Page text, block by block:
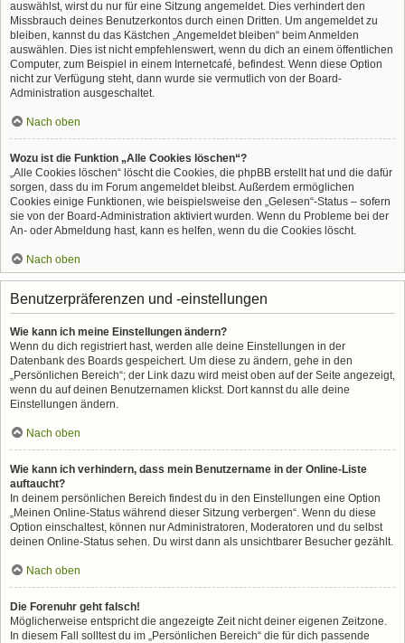
auswählst, wirst du nur für eine Sitzung angemeldet. Dies verhindert den
Missbrauch deines Benutzerkontos durch einen Dritten. Um angemeldet zu
bleiben, kannst du das Kästchen „Angemeldet bleiben“ beim Anmelden
auswählen. Dies ist nicht empfehlenswert, wenn du dich an einem öffentlichen
Computer, zum Beispiel in einem Internetcafé, befindest. Wenn diese Option
nicht zur Verfügung steht, dann wurde sie vermutlich von der Board-
Administration ausgeschaltet.
Nach oben
Wozu ist die Funktion „Alle Cookies löschen“?
„Alle Cookies löschen“ löscht die Cookies, die phpBB erstellt hat und die dafür
sorgen, dass du im Forum angemeldet bleibst. Außerdem ermöglichen
Cookies einige Funktionen, wie beispielsweise den „Gelesen“-Status – sofern
sie von der Board-Administration aktiviert wurden. Wenn du Probleme bei der
An- oder Abmeldung hast, kann es helfen, wenn du die Cookies löscht.
Nach oben
Benutzerpräferenzen und -einstellungen
Wie kann ich meine Einstellungen ändern?
Wenn du dich registriert hast, werden alle deine Einstellungen in der
Datenbank des Boards gespeichert. Um diese zu ändern, gehe in den
„Persönlichen Bereich“; der Link dazu wird meist oben auf der Seite angezeigt,
wenn du auf deinen Benutzernamen klickst. Dort kannst du alle deine
Einstellungen ändern.
Nach oben
Wie kann ich verhindern, dass mein Benutzername in der Online-Liste
auftaucht?
In deinem persönlichen Bereich findest du in den Einstellungen eine Option
„Meinen Online-Status während dieser Sitzung verbergen“. Wenn du diese
Option einschaltest, können nur Administratoren, Moderatoren und du selbst
deinen Online-Status sehen. Du wirst dann als unsichtbarer Besucher gezählt.
Nach oben
Die Forenuhr geht falsch!
Möglicherweise entspricht die angezeigte Zeit nicht deiner eigenen Zeitzone.
In diesem Fall solltest du im „Persönlichen Bereich“ die für dich passende